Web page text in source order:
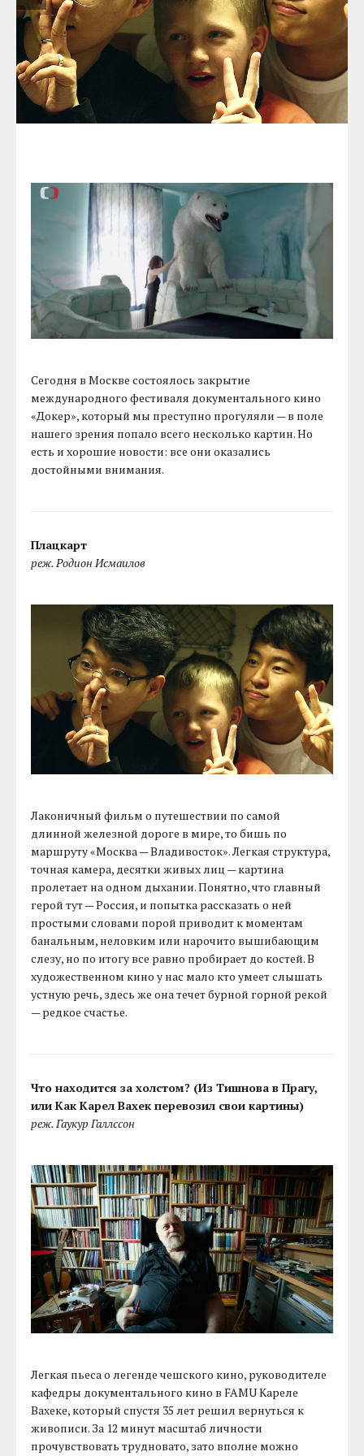
Сегодня в Москве состоялось закрытие
международного фестиваля документального кино
«Докер», который мы преступно прогуляли — в поле
нашего зрения попало всего несколько картин. Но
есть и хорошие новости: все они оказались
достойными внимания.
Плацкарт
реж. Родион Исмаилов
Лаконичный фильм о путешествии по самой
длинной железной дороге в мире, то бишь по
маршруту «Москва — Владивосток». Легкая структура,
точная камера, десятки живых лиц — картина
пролетает на одном дыхании. Понятно, что главный
герой тут — Россия, и попытка рассказать о ней
простыми словами порой приводит к моментам
банальным, неловким или нарочито вышибающим
слезу, но по итогу все равно пробирает до костей. В
художественном кино у нас мало кто умеет слышать
устную речь, здесь же она течет бурной горной рекой
— редкое счастье.
Что находится за холстом? (Из Тишнова в Прагу,
или Как Карел Вахек перевозил свои картины)
реж. Гаукур Галлссон
Легкая пьеса о легенде чешского кино, руководителе
кафедры документального кино в FAMU Кареле
Вахеке, который спустя 35 лет решил вернуться к
живописи. За 12 минут масштаб личности
прочувствовать трудновато, зато вполне можно